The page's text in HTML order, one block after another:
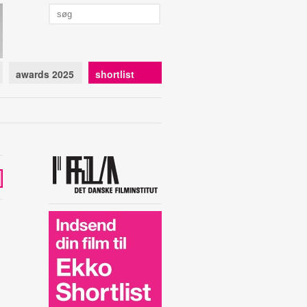
awards 2025 shortlist